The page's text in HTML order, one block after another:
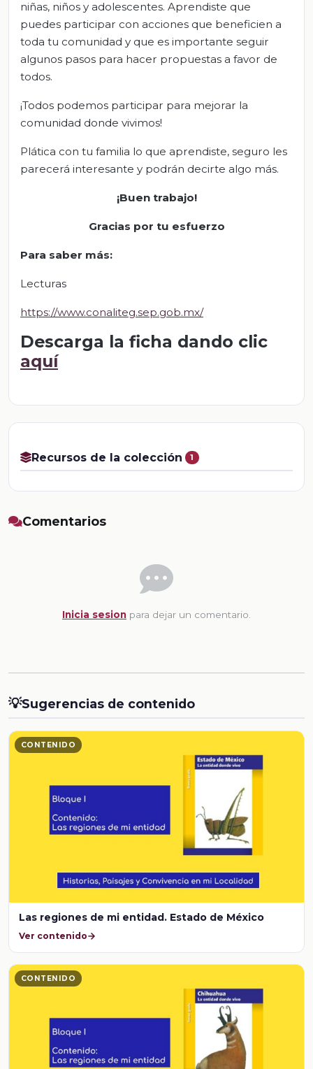
niñas, niños y adolescentes. Aprendiste que
puedes participar con acciones que beneficien a
toda tu comunidad y que es importante seguir
algunos pasos para hacer propuestas a favor de
todos.
¡Todos podemos participar para mejorar la
comunidad donde vivimos!
Plática con tu familia lo que aprendiste, seguro les
parecerá interesante y podrán decirte algo más.
¡Buentrabajo!
Gracias por tu esfuerzo
Para saber más:
Lecturas
https://www.conaliteg.sep.gob.mx/
Descarga la ficha dando clic
aquí
Recursos de la colección 1
Comentarios
Inicia sesion para dejar un comentario.
💡Sugerencias de contenido
CONTENIDO
Las regiones de mi entidad. Estado de México
Ver contenido
CONTENIDO